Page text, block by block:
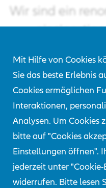
Mit Hilfe von Cookies
Sie das beste Erlebnis
Cookies ermöglichen
Interaktionen,
Analysen. Um Cookies
bitte auf "Cookies
Einstellungen öffnen".
jederzeit unter
widerrufen. Bitte lesen
Wir sind ein
und
Gruppe für
Dabei ist die
besondere Stärke. Für das
Naturwissenschaftler,